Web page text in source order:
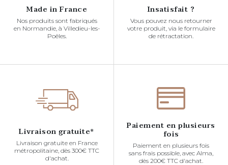
Made in France
Nos produits sont fabriqués
en Normandie, à Villedieu-les-
Poêles.
Insatisfait ?
Vous pouvez nous retourner
votre produit, via le formulaire
de rétractation.
Livraison gratuite*
Livraison gratuite en France
métropolitaine, dès 300€ TTC
d'achat.
Paiement en plusieurs
fois
Paiement en plusieurs fois
sans frais possible, avec Alma,
dès 200€ TTC d'achat.